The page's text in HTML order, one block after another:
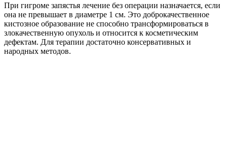
При гигроме запястья лечение без операции назначается, если
она не превышает в диаметре 1 см. Это доброкачественное
кистозное образование не способно трансформироваться в
злокачественную опухоль и относится к косметическим
дефектам. Для терапии достаточно консервативных и
народных методов.